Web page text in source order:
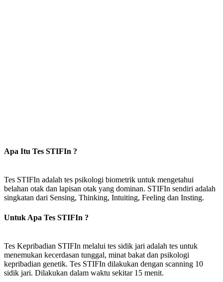
Apa Itu Tes STIFIn ?
Tes STIFIn adalah tes psikologi biometrik untuk mengetahui
belahan otak dan lapisan otak yang dominan. STIFIn sendiri adalah
singkatan dari Sensing, Thinking, Intuiting, Feeling dan Insting.
Untuk Apa Tes STIFIn ?
Tes Kepribadian STIFIn melalui tes sidik jari adalah tes untuk
menemukan kecerdasan tunggal, minat bakat dan psikologi
kepribadian genetik. Tes STIFIn dilakukan dengan scanning 10
sidik jari. Dilakukan dalam waktu sekitar 15 menit.